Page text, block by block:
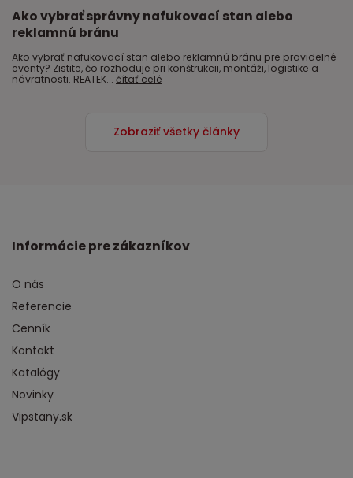
Ako vybrať správny nafukovací stan alebo
reklamnú bránu
Ako vybrať nafukovací stan alebo reklamnú bránu pre pravidelné
eventy? Zistite, čo rozhoduje pri konštrukcii, montáži, logistike a
návratnosti. REATEK... čítať celé
Zobraziť všetky články
Informácie pre zákazníkov
O nás
Referencie
Cenník
Kontakt
Katalógy
Novinky
Vipstany.sk